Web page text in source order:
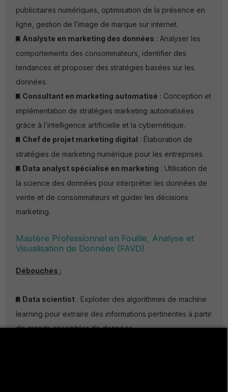
publicitaires numériques, optimisation de la présence en
ligne, gestion de l’image de marque sur internet.
Analyste en marketing des données : Analyser les
comportements des consommateurs, identifier des
tendances et proposer des stratégies basées sur les
données.
Consultant en marketing automatisé : Conception et
implémentation de stratégies marketing automatisées
grâce à l’intelligence artificielle et la cybernétique.
Chef de projet marketing digital : Élaboration de
stratégies de marketing numérique pour les entreprises.
Data analyst spécialisé en marketing : Utilisation de
la science des données pour interpréter les données de
vente et de consommateurs et guider les décisions
marketing.
Mastère Professionnel en Fouille, Analyse et
Visualisation de Données (FAVD)
Débouchés :
Data scientist: Exploiter des algorithmes de machine
learning pour extraire des informations pertinentes à partir
de grands ensembles de données.